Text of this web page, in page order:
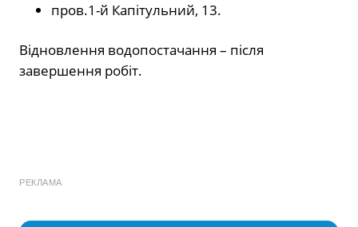
пров.1-й Капітульний, 13.
Відновлення водопостачання – після
завершення робіт.
РЕКЛАМА